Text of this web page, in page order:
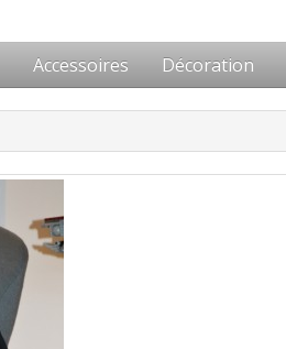
Accessoires Décoration